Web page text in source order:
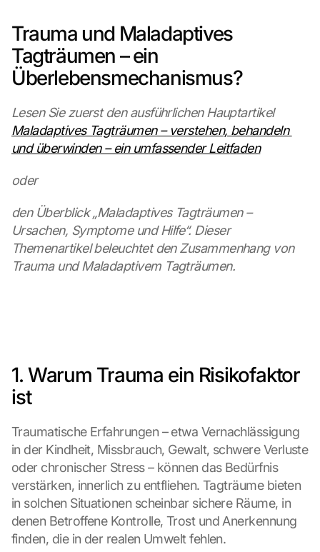
Trauma und Maladaptives
Tagträumen – ein
Überlebensmechanismus?
Lesen Sie zuerst den ausführlichen Hauptartikel
Maladaptives Tagträumen – verstehen, behandeln
und überwinden – ein umfassender Leitfaden
oder
den Überblick „Maladaptives Tagträumen –
Ursachen, Symptome und Hilfe“. Dieser
Themenartikel beleuchtet den Zusammenhang von
Trauma und Maladaptivem Tagträumen.
1. Warum Trauma ein Risikofaktor
ist
Traumatische Erfahrungen – etwa Vernachlässigung
in der Kindheit, Missbrauch, Gewalt, schwere Verluste
oder chronischer Stress – können das Bedürfnis
verstärken, innerlich zu entfliehen. Tagträume bieten
in solchen Situationen scheinbar sichere Räume, in
denen Betroffene Kontrolle, Trost und Anerkennung
finden, die in der realen Umwelt fehlen.